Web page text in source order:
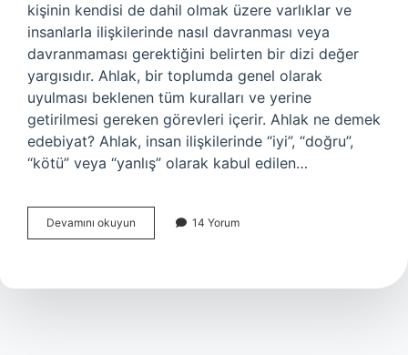
kişinin kendisi de dahil olmak üzere varlıklar ve
insanlarla ilişkilerinde nasıl davranması veya
davranmaması gerektiğini belirten bir dizi değer
yargısıdır. Ahlak, bir toplumda genel olarak
uyulması beklenen tüm kuralları ve yerine
getirilmesi gereken görevleri içerir. Ahlak ne demek
edebiyat? Ahlak, insan ilişkilerinde “iyi”, “doğru”,
“kötü” veya “yanlış” olarak kabul edilen…
Devamını okuyun Bulmacada
Ahlak
14 Yorum